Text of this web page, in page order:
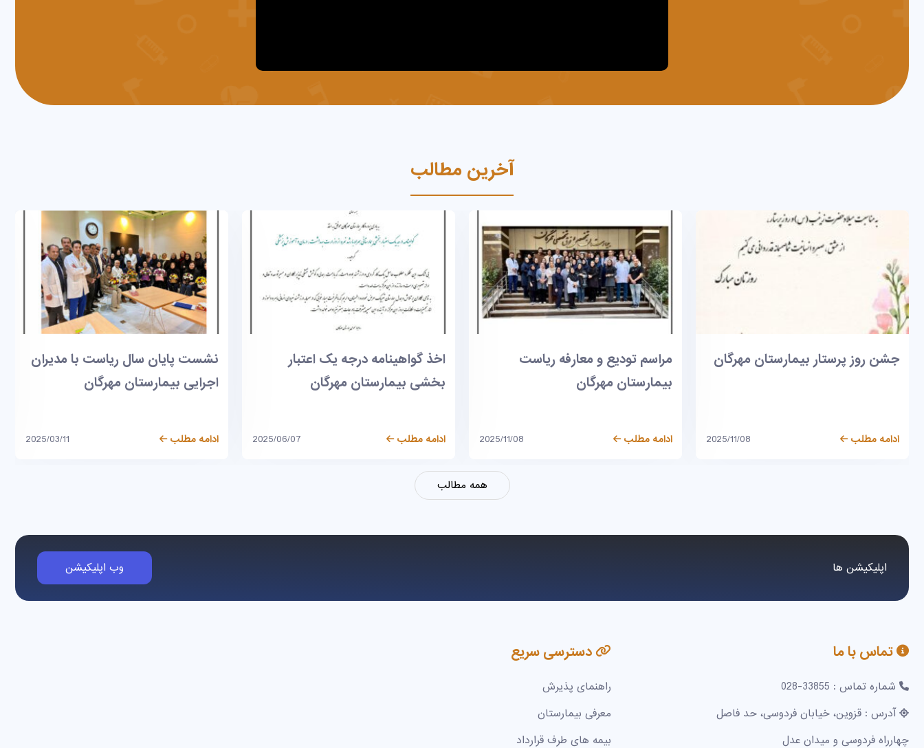
آخرین مطالب
مراسم تودیع و معارفه ریاست
ادامه مطلب 2025/11/08
اخذ گواهینامه درجه یک اعتبار
بخشی بیمارستان مهرگان
ادامه مطلب 2025/06/07
نشست پایان سال ریاست با مدیران
اجرایی بیمارستان مهرگان
ادامه مطلب 2025/03/11
بیمارستان مهرگان اولین بیمارستان
بدون دخانیات استان قزوین
ادامه مطلب 2025/02/02
همه مطالب
اپلیکیشن ها وب اپلیکیشن
تماس با ما
شماره تماس : 33855-028
آدرس : قزوین، خیابان فردوسی، حد فاصل
چهارراه فردوسی و میدان عدل
دسترسی سریع
راهنمای پذیرش
معرفی بیمارستان
بیمه های طرف قرارداد